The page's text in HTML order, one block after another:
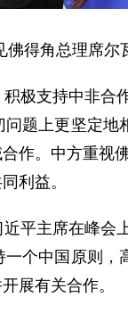
得角总理席尔
支持中非合
题上更坚定
作。中方重
利益。
主席在峰会
个中国原则
展有关合作。